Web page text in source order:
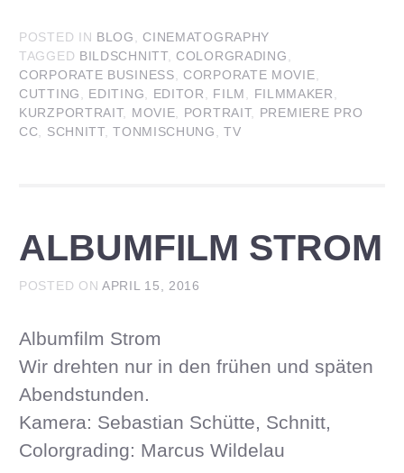
POSTED IN BLOG ,CINEMATOGRAPHY
TAGGED BILDSCHNITT,COLORGRADING
CORPORATE BUSINESS ,CORPORATE MOVIE
CUTTING
EDITING EDITOR FILM FILMMAKER
KURZPORTRAIT, MOVIE PORTRAIT, PREMIERE PRO
CC
SCHNITT,TONMISCHUNG ,TV
ALBUMFILM STROM
POSTED ONAPRIL 15, 2016
Albumfilm Strom
Wir drehten nur in den frühen und späten
Abendstunden.
Kamera: Sebastian Schütte, Schnitt,
Colorgrading: Marcus Wildelau